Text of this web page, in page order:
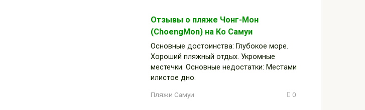
Отзывы о пляже Чонг-Мон
(ChoengMon) на Ко Самуи
Основные достоинства: Глубокое море.
Хороший пляжный отдых. Укромные
местечки. Основные недостатки: Местами
илистое дно.
Пляжи Самуи 0